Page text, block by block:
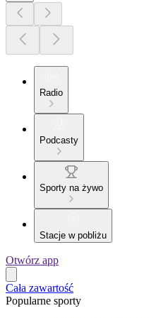
Radio
Podcasty
Sporty na żywo
Stacje w pobliżu
Otwórz app
Cała zawartość
Popularne sporty